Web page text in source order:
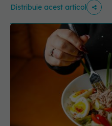
Distribuie acest articol